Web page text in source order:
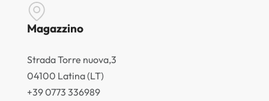
Magazzino
Strada Torre nuova,3
04100 Latina (LT)
+39 0773 336989